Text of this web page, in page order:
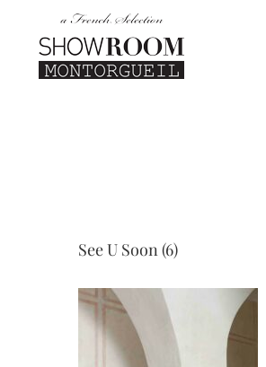
contenu
See U Soon (6)